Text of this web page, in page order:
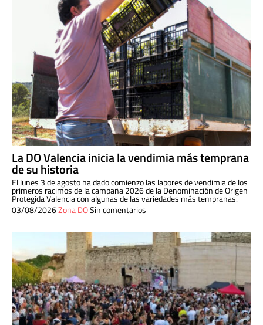
La DO Valencia inicia la vendimia más temprana
de su historia
El lunes 3 de agosto ha dado comienzo las labores de vendimia de los
primeros racimos de la campaña 2026 de la Denominación de Origen
Protegida Valencia con algunas de las variedades más tempranas.
03/08/2026Zona DOSin comentarios